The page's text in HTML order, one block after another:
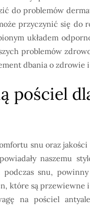
do problemów
przyczynić się
układem
problemów
dbania o zdrowie
pościel
snu oraz
naszemu
snu,
które są przewiewne
na pościel